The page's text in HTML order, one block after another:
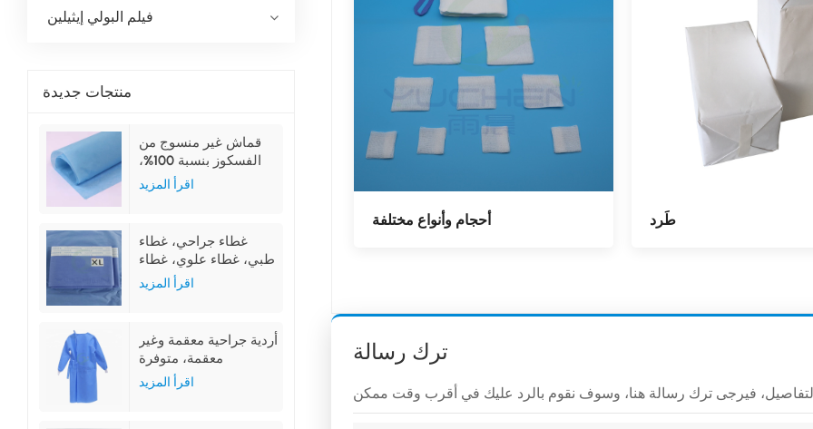
فيلم البولي إيثيلين
منتجات جديدة
قماش غير منسوج من
الفسكوز بنسبة 100%،
لون أزرق، للاستخدام
الطبي
اقرأ المزيد
غطاء جراحي، غطاء
طبي، غطاء علوي، غطاء
سفلي، غطاء جانبي
اقرأ المزيد
أردية جراحية معقمة وغير
معقمة، متوفرة
بمقاسات ML و XL و
XXL
اقرأ المزيد
أحجام وأنواع مختلفة طَرد
ترك رسالة